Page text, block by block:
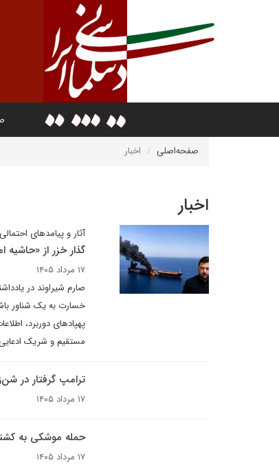
صفحه‌اصلی اخبار
اخبار
آثار و پیامدهای
گذار خزر از «حاشیه
۱۷ مرداد ۱۴۰۵
صارم شیراوند در
خسارت به یک شناور
پهپادهای دوربرد،
مستقیم و شریک
ترامپ گرفتار در
۱۷ مرداد ۱۴۰۵
حمله موشکی به
۱۷ مرداد ۱۴۰۵